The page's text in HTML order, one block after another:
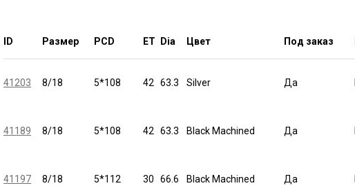
ID Размер PCD ET Dia Цвет Под заказ
41203 8/18 5*108 42 63.3 Silver Да
41189 8/18 5*108 42 63.3 Black Machined Да
41197 8/18 5*112 30 66.6 Black Machined Да